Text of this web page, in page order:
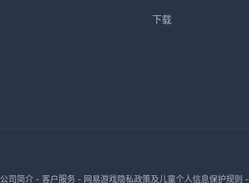
下载
公司简介- 客户服务- 网易游戏隐私政策及儿童个人信息保护规则 -